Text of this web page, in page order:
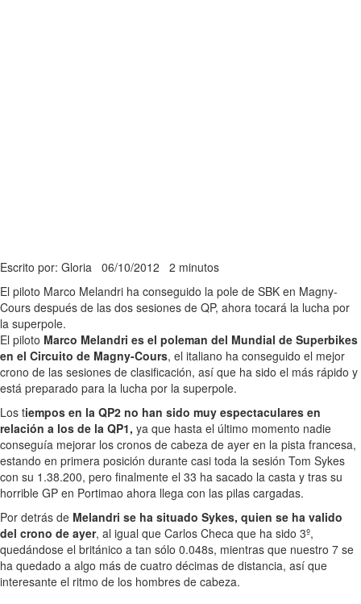
Escrito por: Gloria 06/10/2012 2 minutos
El piloto Marco Melandri ha conseguido la pole de SBK en Magny-
Cours después de las dos sesiones de QP, ahora tocará la lucha por
la superpole.
El piloto Marco Melandri es el poleman del Mundial de Superbikes
en el Circuito de Magny-Cours, el italiano ha conseguido el mejor
crono de las sesiones de clasificación, así que ha sido el más rápido y
está preparado para la lucha por la superpole.
Los tiempos en la QP2 no han sido muy espectaculares en
relación a los de la QP1, ya que hasta el último momento nadie
conseguía mejorar los cronos de cabeza de ayer en la pista francesa,
estando en primera posición durante casi toda la sesión Tom Sykes
con su 1.38.200, pero finalmente el 33 ha sacado la casta y tras su
horrible GP en Portimao ahora llega con las pilas cargadas.
Por detrás de Melandri se ha situado Sykes, quien se ha valido
del crono de ayer, al igual que Carlos Checa que ha sido 3º,
quedándose el británico a tan sólo 0.048s, mientras que nuestro 7 se
ha quedado a algo más de cuatro décimas de distancia, así que
interesante el ritmo de los hombres de cabeza.